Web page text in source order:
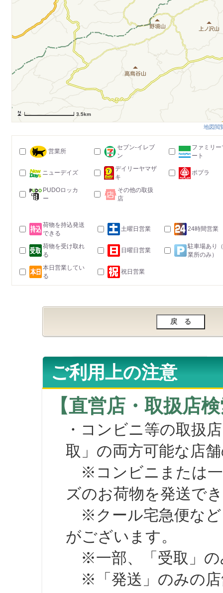
3.5km
地図閲
営業所
セブン-イレブ
ン
ファミリー
ート
ニューデイズ
デイリーヤマザ
キ
ポプラ
PUDOロッカ
ー
その他の取扱
店
荷物を持込発送
できる
土曜日営業 24時間営業
荷物を受け取れ
る
日曜日営業
駐車場あり
業所のみ）
本日営業してい
る
祝日営業
ご利用上の注意
【直営店・取扱店
・コンビニ等の取扱
取」の両方可能な店
※コンビニまたは一
ズのお荷物を発送で
※クール宅急便など
がございます。
※一部、「受取」の
※「発送」のみの店